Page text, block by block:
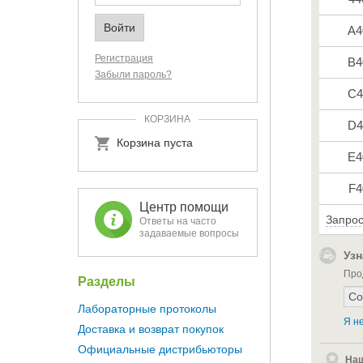
Я
Регистрация
Забыли пароль?
КОРЗИНА
Корзина пуста
Центр помощи
Ответы на часто
задаваемые вопросы
Разделы
Лабораторные протоколы
Доставка и возврат покупок
Официальные дистрибьюторы